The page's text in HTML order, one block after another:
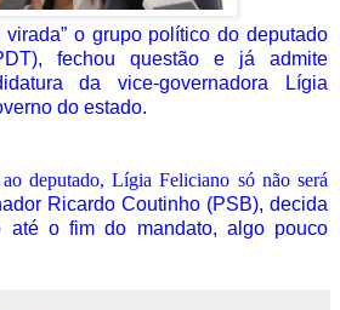
virada” o grupo político do deputado
fechou questão e já admite
da vice-governadora Lígia
do estado.
deputado, Lígia Feliciano só não será
Ricardo Coutinho (PSB), decida
até o fim do mandato, algo pouco